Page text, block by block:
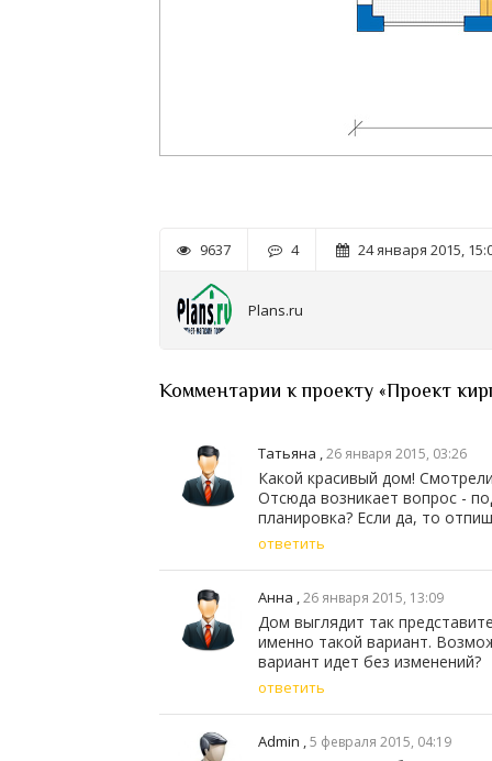
9637 4 24 января 2015,
Plans.ru
Комментарии к проекту «Проект
Татьяна 26 января 2015, 03:26
Какой красивый дом!
Отсюда возникает вопрос -
планировка? Если да, то
ответить
Анна 26 января 2015, 13:09
Дом выглядит так
именно такой вариант.
вариант идет без изменений?
ответить
Admin 5 февраля 2015, 04:19